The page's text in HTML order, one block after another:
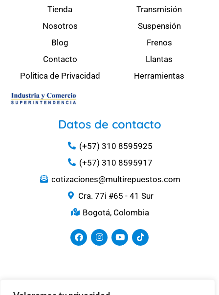
Tienda
Nosotros
Blog
Contacto
Politica de Privacidad
Transmisión
Suspensión
Frenos
Llantas
Herramientas
Datos de contacto
(+57) 310 8595925
(+57) 310 8595917
cotizaciones@multirepuestos.com
Cra. 77i #65 - 41 Sur
Bogotá, Colombia